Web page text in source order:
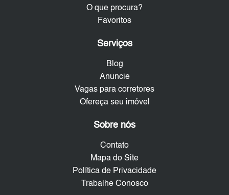
O que procura?
Favoritos
Serviços
Blog
Anuncie
Vagas para corretores
Ofereça seu imóvel
Sobre nós
Contato
Mapa do Site
Política de Privacidade
Trabalhe Conosco